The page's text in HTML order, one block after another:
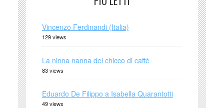
Vincenzo Ferdinandi (Italia)
129 views
La ninna nanna del chicco di caffè
83 views
Eduardo De Filippo a Isabella Quarantotti
49 views